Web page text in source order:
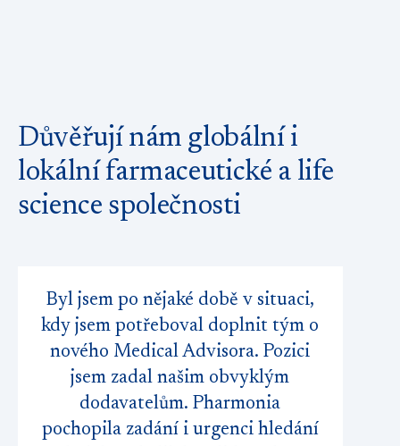
Důvěřují nám globální i
lokální farmaceutické a life
science společnosti
Byl jsem po nějaké době v situaci,
kdy jsem potřeboval doplnit tým o
nového Medical Advisora. Pozici
jsem zadal našim obvyklým
dodavatelům. Pharmonia
pochopila zadání i urgenci hledání